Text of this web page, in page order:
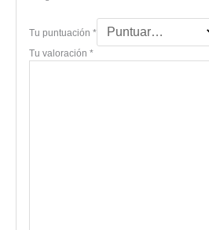
Tu puntuación *
Tu valoración *